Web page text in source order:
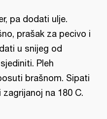
pa dodati ulje.
prašak za pecivo i
u snijeg od
Pleh
brašnom. Sipati
na 180 C.